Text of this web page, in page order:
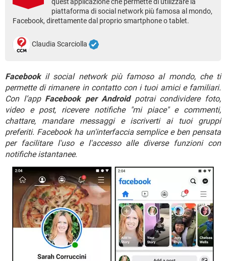
TIKTOK FACEBOOK
HARDWARE
piattaforma di social network più famosa al mondo,
Facebook, direttamente dal proprio smartphone o tablet.
Claudia Scarciolla
Facebookil social network più famoso al mondo, che ti
permette di rimanere in contatto con i tuoi amici e familiari.
Con l’app Facebook per Androidpotrai condividere foto,
video e post, ricevere notifiche "mi piace" e commenti,
chattare, mandare messaggi e iscriverti ai tuoi gruppi
preferiti. Facebook ha un'interfaccia semplice e ben pensata
per facilitare l'uso e l'accesso alle diverse funzioni con
notifiche istantanee.